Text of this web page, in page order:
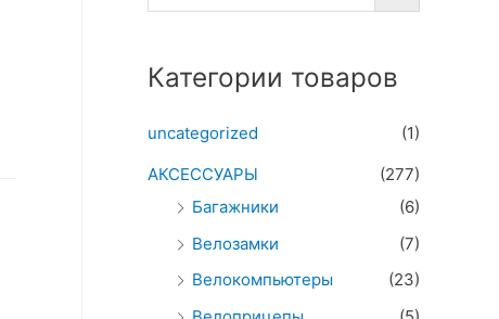
Категории товаров
uncategorized
(1)
АКСЕССУАРЫ
(277)
Багажники
(6)
Велозамки
(7)
Велокомпьютеры
(23)